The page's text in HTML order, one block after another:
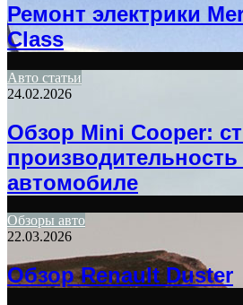
Ремонт электрики
Class
Авто статьи
24.02.2026
Обзор Mini Cooper:
автомобиле
Обзоры авто
22.03.2026
Обзор Renault Duster